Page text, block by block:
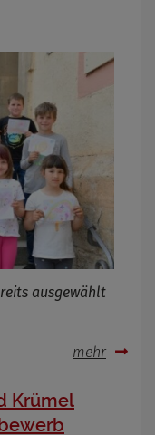
ausgewählt
mehr
Krümel